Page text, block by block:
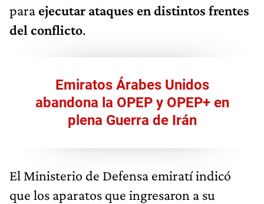
para ejecutar ataques en distintos frentes
del conflicto.
Emiratos Árabes Unidos
abandona la OPEP y OPEP+ en
plena Guerra de Irán
El Ministerio de Defensa emiratí indicó
que los aparatos que ingresaron a su